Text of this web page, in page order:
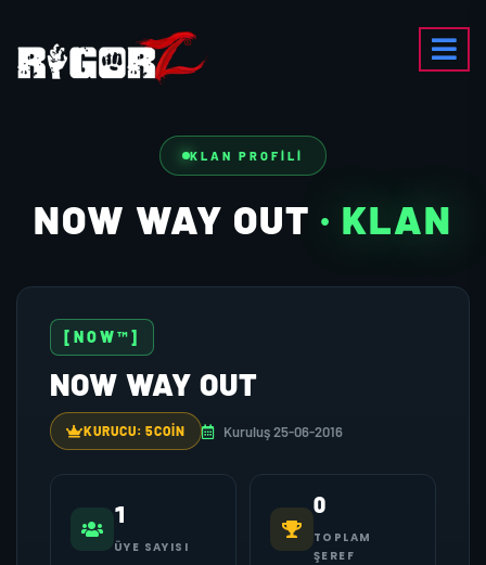
KLAN PROFILI
NOW WAY OUT · KLAN
[NOW™]
NOW WAY OUT
KURUCU: 5COIN Kuruluş 25-06-2016
1
ÜYE SAYISI
0
TOPLAM
ŞEREF